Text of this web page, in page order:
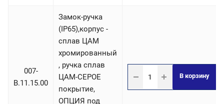
007-
B.11.15.00
Замок-ручка
(IP65),корпус -
сплав ЦАМ
хромированный
, ручка сплав
ЦАМ-СЕРОЕ
покрытие,
ОПЦИЯ под
В корзину